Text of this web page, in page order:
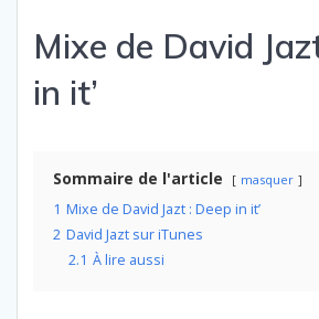
Mixe de David
in it’
Sommaire de l'article masquer
1 Mixe de David Jazt : Deep in it’
2 David Jazt sur iTunes
2.1 À lire aussi